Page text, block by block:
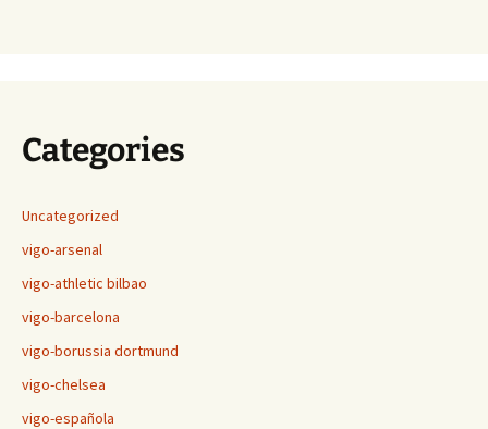
Categories
Uncategorized
vigo-arsenal
vigo-athletic bilbao
vigo-barcelona
vigo-borussia dortmund
vigo-chelsea
vigo-española